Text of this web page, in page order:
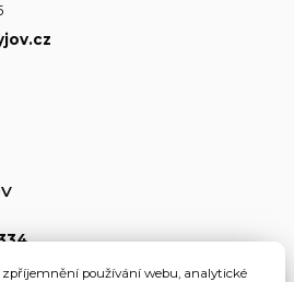
používání webu, analytické